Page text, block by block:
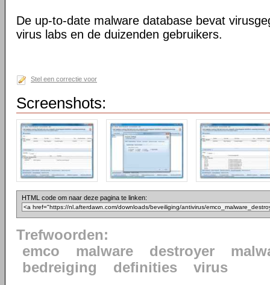
De up-to-date malware database bevat
virus labs en de duizenden gebruikers.
Stel een correctie voor
Screenshots:
HTML code om naar deze pagina te linken:
Trefwoorden:
emco
malware destroyer
bedreiging
definities virus